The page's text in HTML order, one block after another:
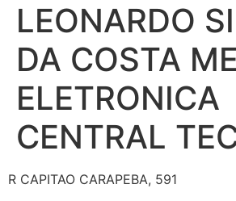
LEONARDO
DA COSTA
ELETRONICA
CENTRAL
R CAPITAO CARAPEBA, 591